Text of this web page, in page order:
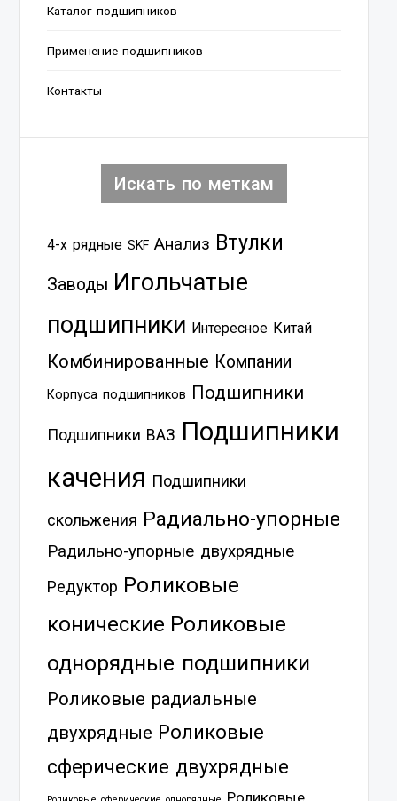
Каталог подшипников
Применение подшипников
Контакты
Искать по меткам
4-х рядные SKF Анализ Втулки
Заводы Игольчатые
подшипники Интересное Китай
Комбинированные Компании
Корпуса подшипников Подшипники
Подшипники ВАЗ Подшипники
качения Подшипники
скольжения Радиально-упорные
Радильно-упорные двухрядные
Редуктор Роликовые
конические Роликовые
однорядные подшипники
Роликовые радиальные
двухрядные Роликовые
сферические двухрядные